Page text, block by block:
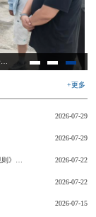
作联席会议
+更多
2026-07-29
2026-07-29
2026-07-22
2026-07-22
2026-07-15